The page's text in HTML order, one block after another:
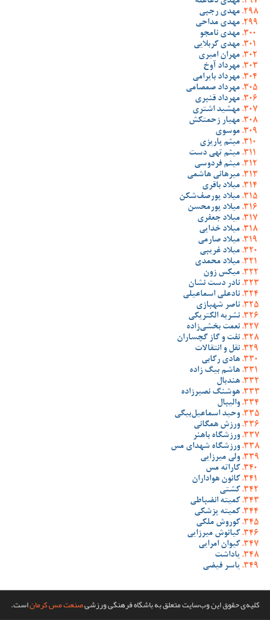
مهدی رجبی
مهدی مداحی
مهدی نامجو
مهدی کربلایی
مهران امیری
مهرداد آوخ
مهرداد بایرامی
مهرداد صمصامی
مهرداد قنبری
مهشید اشتری
مهیار زحمتکش
موسوی
میثم پاریزی
میثم تهی دست
میثم فردوسی
میرهانی هاشمی
میلاد باقری
میلاد پورصف‌شکن
میلاد پورمحسن
میلاد جعفری
میلاد خدایی
میلاد صارمی
میلاد غریبی
میلاد محمدی
میکس زون
نادر دست نشان
نادعلی اسماعیلی
ناصر شهبازی
نشریه الکتریکی
نعمت بخشی‌زاده
نفت و گاز گچساران
نقل و انتقالات
هادی رکابی
هاشم بیگ زاده
هندبال
هوشنگ نصیرزاده
والیبال
وحید اسماعیل‌بیگی
ورزش همگانی
ورزشگاه باهنر
ورزشگاه شهدای مس
ولی میرزایی
کاراته مس
کانون هواداران
کشتی
کمیته انضباطی
کمیته پزشکی
کوروش ملکی
کیانوش میرزایی
کیوان امرایی
یاداشت
یاسر فیضی
کلیه‌ی حقوق این وب‌سایت متعلق به باشگاه فرهنگی ورزشیصنعت مس کرماناست.